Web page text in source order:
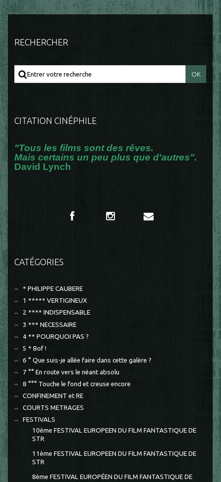
RECHERCHER
CITATION CINÉPHILE
"Tous les films sont des rêves.
Mais certains un peu plus que d'autres".
David Lynch
CATÉGORIES
* PHILIPPE CAUBERE
1 ***** VERTIGINEUX
2 **** INDISPENSABLE
3 *** NECESSAIRE
4 ** POURQUOI PAS ?
5 * Bof !
6 ° Que suis-je allée faire dans cette galère ?
7 °° En route vers le néant absolu
8 °°° Touche le fond et creuse encore
CONFINEMENT et RE
COURTS METRAGES
FESTIVALS
10ème FESTIVAL EUROPEEN DU FILM FANTASTIQUE DE
STR
11ème FESTIVAL EUROPEEN DU FILM FANTASTIQUE DE
STR
8ème FESTIVAL EUROPÉEN DU FILM FANTASTIQUE DE